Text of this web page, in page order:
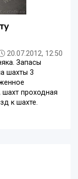
20.07.2012, 12:50
Запасы
шахты 3
шахт проходная
к шахте.